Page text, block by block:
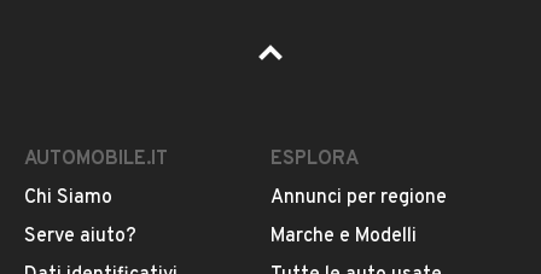
Pubblicità
AUTOMOBILE.IT
Chi Siamo
Serve aiuto?
ESPLORA
Annunci per regione
Marche e Modelli